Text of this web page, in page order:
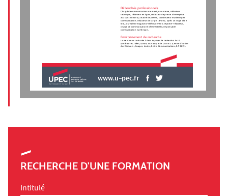
Débouchés professionnels
Chargé de communication interne et/ou externe, rédacteur
technique, rédacteur en ligne, rédacteur de presse d’entreprise,
assistant éditorial, attaché de presse, coordinateur marketing et
communication, rédacteur de scripts (BFMTV, après un stage chez
M6), journaliste magasine/ télévision/web, reporter-rédacteur,
chargé de communication événementielle, responsable
communication numérique...
Environnement de recherche
La mention est adossée à deux équipes de recherche: le LIS
(Littératures, Idées, Savoir, EA 4395) et le CEDITEC (Centre d'Etudes
des Discours , Images, textes, Ecrits, Communications, EA 3119).
www.u-pec.fr
RECHERCHE D'UNE FORMATION
Intitulé